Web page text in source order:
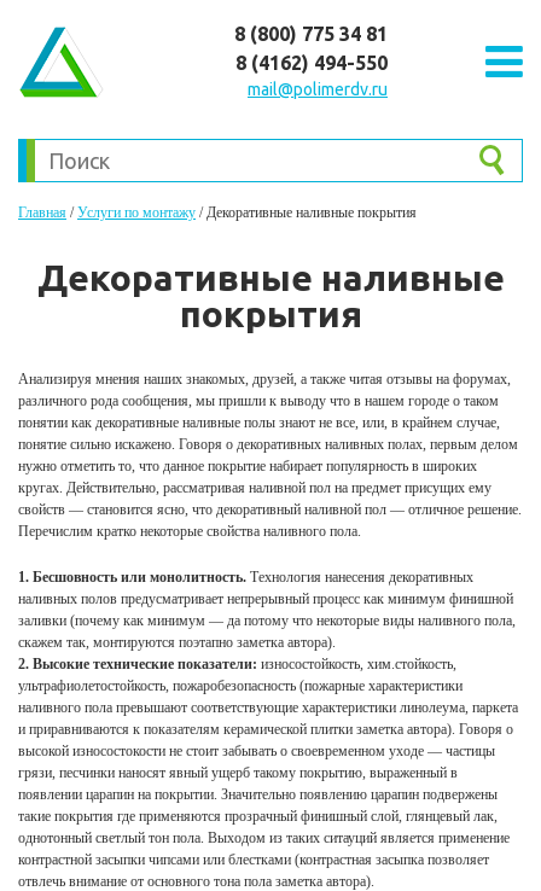
8 (800) 775 34 81
8 (4162) 494-550
mail@polimerdv.ru
Главная /Услуги по монтажу /Декоративные наливные покрытия
Декоративные наливные
покрытия
Анализируя мнения наших знакомых, друзей, а также читая отзывы на форумах,
различного рода сообщения, мы пришли к выводу что в нашем городе о таком
понятии как декоративные наливные полы знают не все, или, в крайнем случае,
понятие сильно искажено. Говоря о декоративных наливных полах, первым делом
нужно отметить то, что данное покрытие набирает популярность в широких
кругах. Действительно, рассматривая наливной пол на предмет присущих ему
свойств — становится ясно, что декоративный наливной пол — отличное решение.
Перечислим кратко некоторые свойства наливного пола.
1. Бесшовность или монолитность. Технология нанесения декоративных
наливных полов предусматривает непрерывный процесс как минимум финишной
заливки (почему как минимум — да потому что некоторые виды наливного пола,
скажем так, монтируются поэтапно заметка автора).
2. Высокие технические показатели: износостойкость, хим.стойкость,
ультрафиолетостойкость, пожаробезопасность (пожарные характеристики
наливного пола превышают соответствующие характеристики линолеума, паркета
и приравниваются к показателям керамической плитки заметка автора). Говоря о
высокой износостокости не стоит забывать о своевременном уходе — частицы
грязи, песчинки наносят явный ущерб такому покрытию, выраженный в
появлении царапин на покрытии. Значительно появлению царапин подвержены
такие покрытия где применяются прозрачный финишный слой, глянцевый лак,
однотонный светлый тон пола. Выходом из таких ситауций является применение
контрастной засыпки чипсами или блестками (контрастная засыпка позволяет
отвлечь внимание от основного тона пола заметка автора).